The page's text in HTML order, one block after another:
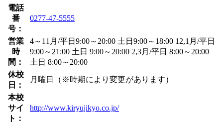
電話
番
号：
0277-47-5555
営業
時
間：
4～11月/平日9:00～20:00 土日9:00～18:00 12,1月/平日
9:00～21:00 土日 9:00～20:00 2,3月/平日 8:00～20:00
土日 8:00～20:00
休校
日：
月曜日（※時期により変更があります）
本校
サイ
ト：
http://www.kiryujikyo.co.jp/